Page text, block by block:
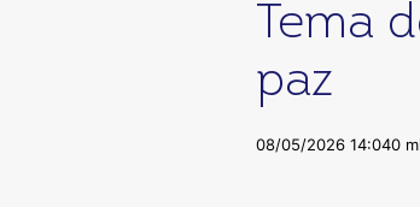
Tema
paz
08/05/2026 14:040